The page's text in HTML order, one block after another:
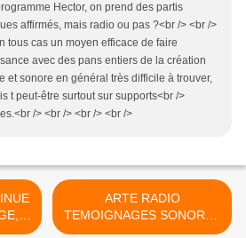
Hector, on prend des partis
affirmés, mais radio ou pas ?<br /> <br />
tous cas un moyen efficace de faire
avec des pans entiers de la création
et sonore en général très difficile à trouver,
t peut-être surtout sur supports<br />
/> <br /> <br /> <br />
ARTE RADIO
TEMOIGNAGES SONORES
ET LUTHERIE >